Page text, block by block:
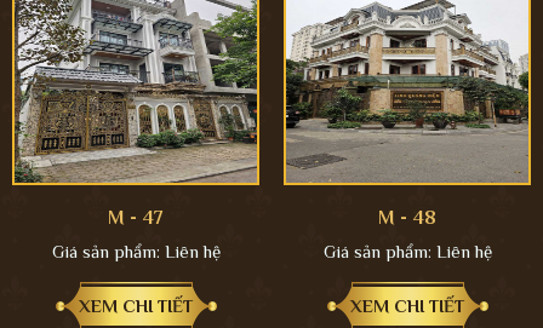
M - 47
Giá sản phẩm: Liên hệ
XEM CHI TIẾT
M - 48
Giá sản phẩm: Liên hệ
XEM CHI TIẾT